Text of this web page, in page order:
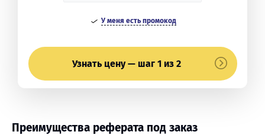
У меня есть промокод
Узнать цену — шаг 1 из 2
Преимущества реферата под заказ